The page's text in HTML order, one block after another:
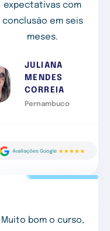
expectativas com
conclusão em seis
meses.
JULIANA
MENDES
CORREIA
Pernambuco
Muito bom o curso,